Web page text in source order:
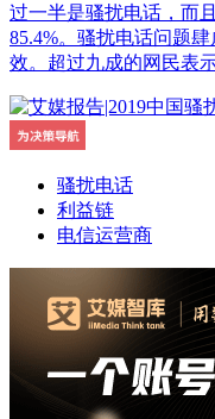
过一半是骚扰电话，而
85.4%。骚扰电话问题
效。超过九成的网民表
骚扰电话
利益链
电信运营商